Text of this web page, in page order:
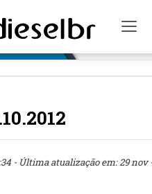
- Última atualização em: 29 nov